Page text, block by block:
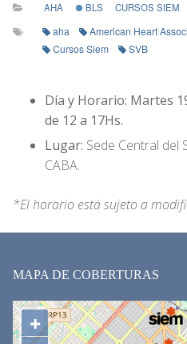
AHA BLS CURSOS SIEM
aha American Heart
Cursos Siem
SVB
Día y Horario: Martes
de 12 a 17Hs.
Lugar: Sede Central del
CABA.
*El horario está sujeto a
MAPA DE COBERTURAS